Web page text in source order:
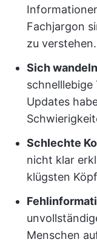
Fachjargon
zu verstehen.
Sich
Updates
Schlechte
nicht klar
klügsten
Menschen